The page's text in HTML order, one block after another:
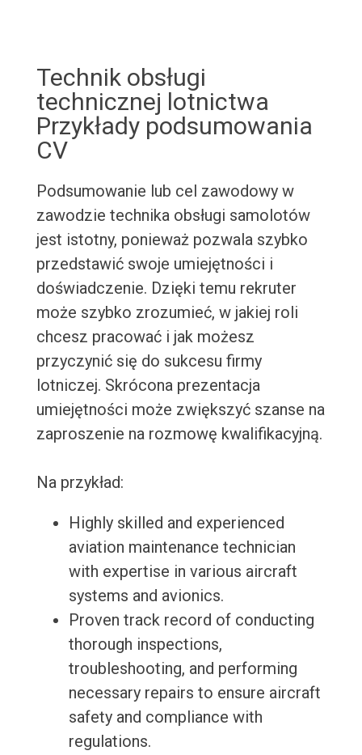
Technik obsługi
technicznej lotnictwa
Przykłady podsumowania
CV
Podsumowanie lub cel zawodowy w
zawodzie technika obsługi samolotów
jest istotny, ponieważ pozwala szybko
przedstawić swoje umiejętności i
doświadczenie. Dzięki temu rekruter
może szybko zrozumieć, w jakiej roli
chcesz pracować i jak możesz
przyczynić się do sukcesu firmy
lotniczej. Skrócona prezentacja
umiejętności może zwiększyć szanse na
zaproszenie na rozmowę kwalifikacyjną.
Na przykład:
Highly skilled and experienced
aviation maintenance technician
with expertise in various aircraft
systems and avionics.
Proven track record of conducting
thorough inspections,
troubleshooting, and performing
necessary repairs to ensure aircraft
safety and compliance with
regulations.